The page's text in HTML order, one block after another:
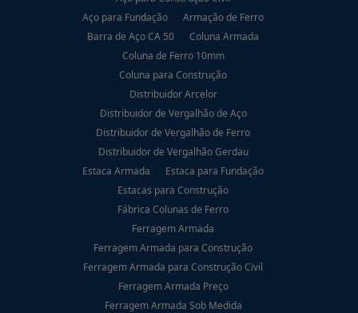
Aço para Fundação
Armação de Ferro
Barra de Aço CA 50
Coluna Armada
Coluna de Ferro 10mm
Coluna para Construção
Distribuidor Arcelor
Distribuidor de Vergalhão de Aço
Distribuidor de Vergalhão de Ferro
Distribuidor de Vergalhão Gerdau
Estaca Armada
Estaca para Fundação
Estacas para Construção
Fábrica Colunas de Ferro
Ferragem Armada
Ferragem Armada para Construção
Ferragem Armada para Construção Civil
Ferragem Armada Preço
Ferragem Armada Sob Medida